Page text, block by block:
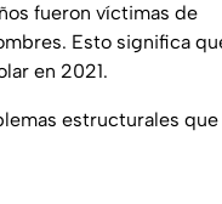
fueron víctimas de
Esto significa
en 2021.
estructurales que